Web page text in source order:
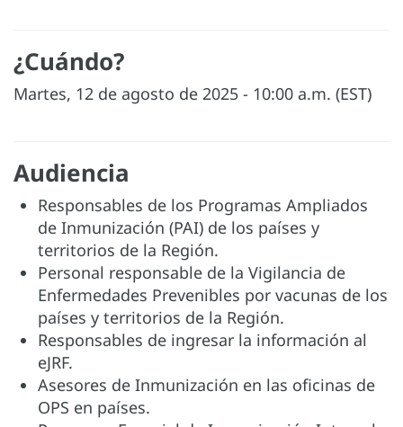
¿Cuándo?
Martes, 12 de agosto de 2025 - 10:00 a.m. (EST)
Audiencia
Responsables de los Programas Ampliados
de Inmunización (PAI) de los países y
territorios de la Región.
Personal responsable de la Vigilancia de
Enfermedades Prevenibles por vacunas de los
países y territorios de la Región.
Responsables de ingresar la información al
eJRF.
Asesores de Inmunización en las oficinas de
OPS en países.